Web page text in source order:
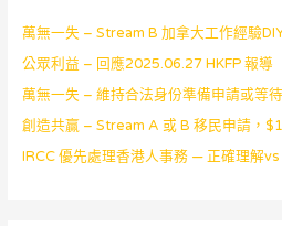
萬無一失 – Stream B 加拿大工作經驗
公眾利益 – 回應2025.06.27 HKFP 報導
萬無一失 – 維持合法身份準備申請或等
創造共贏 – Stream A 或 B 移民申請，
IRCC 優先處理香港人事務 — 正確理解